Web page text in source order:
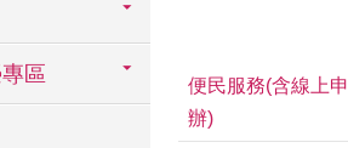
區
便民服務(含線上申
辦)